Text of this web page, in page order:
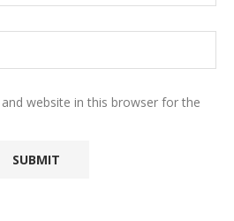
website in this browser for the